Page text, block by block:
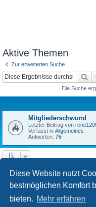
Diese Website nutzt
bestmöglichen Komfort
bieten. Mehr erfahren
Aktive Themen
Zur erweiterten Suche
Die Suche
Mitgliederschwund
Letzter Beitrag von
Verfasst in Allgemeines
Antworten: 75
Foren-Übersicht